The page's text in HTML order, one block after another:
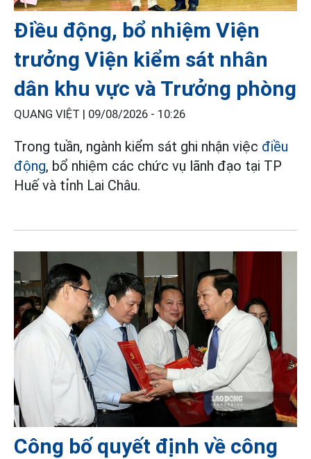
Điều động, bổ nhiệm Viện
trưởng Viện kiểm sát nhân
dân khu vực và Trưởng phòng
QUANG VIỆT | 09/08/2026 - 10:26
Trong tuần, ngành kiểm sát ghi nhận việc điều
động, bổ nhiệm các chức vụ lãnh đạo tại TP
Huế và tỉnh Lai Châu.
Công bố quyết định về công